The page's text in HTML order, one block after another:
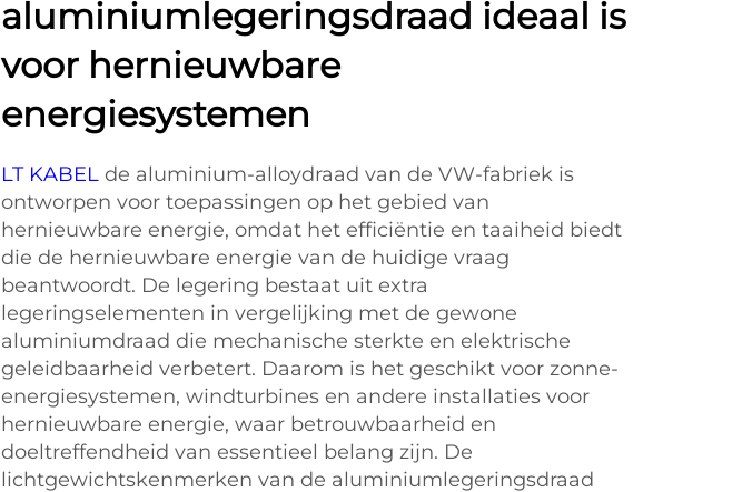
aluminiumlegeringsdraad ideaal is
voor hernieuwbare
energiesystemen
LT KABEL de aluminium-alloydraad van de VW-fabriek is
ontworpen voor toepassingen op het gebied van
hernieuwbare energie, omdat het efficiëntie en taaiheid biedt
die de hernieuwbare energie van de huidige vraag
beantwoordt. De legering bestaat uit extra
legeringselementen in vergelijking met de gewone
aluminiumdraad die mechanische sterkte en elektrische
geleidbaarheid verbetert. Daarom is het geschikt voor zonne-
energiesystemen, windturbines en andere installaties voor
hernieuwbare energie, waar betrouwbaarheid en
doeltreffendheid van essentieel belang zijn. De
lichtgewichtskenmerken van de aluminiumlegeringsdraad